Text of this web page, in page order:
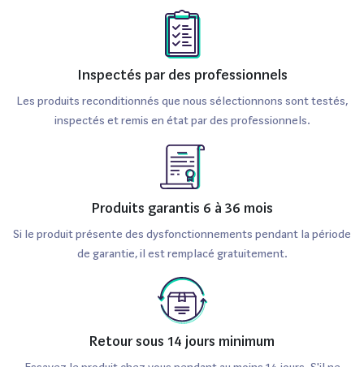
Inspectés par des professionnels
Les produits reconditionnés que nous sélectionnons sont testés,
inspectés et remis en état par des professionnels.
Produits garantis 6 à 36 mois
Si le produit présente des dysfonctionnements pendant la période
de garantie, il est remplacé gratuitement.
Retour sous 14 jours minimum